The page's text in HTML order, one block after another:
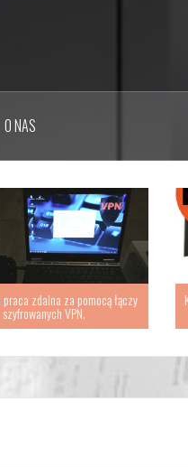
O NAS
zdalna za pomocą łączy
szyfrowanych VPN.